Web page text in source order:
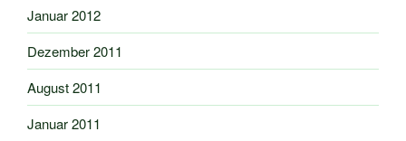
Januar 2012
Dezember 2011
August 2011
Januar 2011